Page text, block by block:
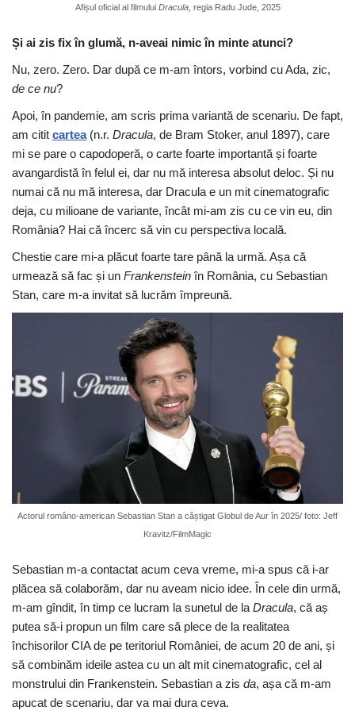
Afișul oficial al filmului Dracula, regia Radu Jude, 2025
Și ai zis fix în glumă, n-aveai nimic în minte atunci?
Nu, zero. Zero. Dar după ce m-am întors, vorbind cu Ada, zic,
de ce nu?
Apoi, în pandemie, am scris prima variantă de scenariu. De fapt,
am citit cartea(n.r. Dracula, de Bram Stoker, anul 1897), care
mi se pare o capodoperă, o carte foarte importantă și foarte
avangardistă în felul ei, dar nu mă interesa absolut deloc. Și nu
numai că nu mă interesa, dar Dracula e un mit cinematografic
deja, cu milioane de variante, încât mi-am zis cu ce vin eu, din
România? Hai că încerc să vin cu perspectiva locală.
Chestie care mi-a plăcut foarte tare până la urmă. Așa că
urmează să fac și un Frankenstein în România, cu Sebastian
Stan, care m-a invitat să lucrăm împreună.
Actorul româno-american Sebastian Stan a câștigat Globul de Aur în 2025/ foto: Jeff
Kravitz/FilmMagic
Sebastian m-a contactat acum ceva vreme, mi-a spus că i-ar
plăcea să colaborăm, dar nu aveam nicio idee. În cele din urmă,
m-am gîndit, în timp ce lucram la sunetul de la Dracula, că aș
putea să-i propun un film care să plece de la realitatea
închisorilor CIA de pe teritoriul României, de acum 20 de ani, și
să combinăm ideile astea cu un alt mit cinematografic, cel al
monstrului din Frankenstein. Sebastian a zis da, așa că m-am
apucat de scenariu, dar va mai dura ceva.